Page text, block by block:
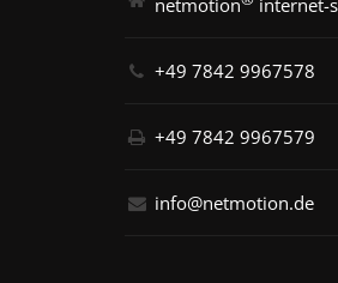
netmotion internet-
+49 7842 9967578
+49 7842 9967579
info@netmotion.de